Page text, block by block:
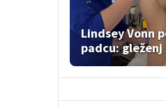
Lindsey Vonn
padcu: gleženj